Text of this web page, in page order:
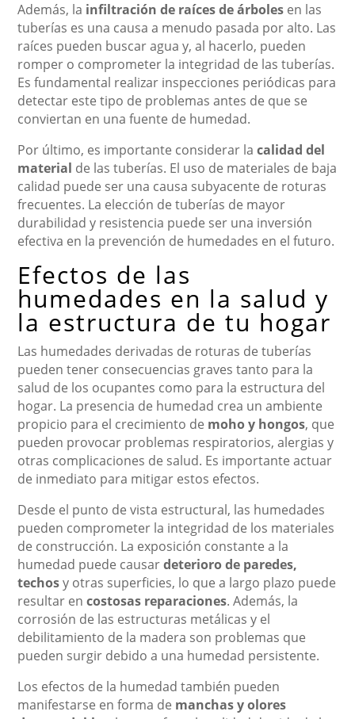
Además, la infiltración de raíces de árboles en las
tuberías es una causa a menudo pasada por alto. Las
raíces pueden buscar agua y, al hacerlo, pueden
romper o comprometer la integridad de las tuberías.
Es fundamental realizar inspecciones periódicas para
detectar este tipo de problemas antes de que se
conviertan en una fuente de humedad.
Por último, es importante considerar lacalidad del
material de las tuberías. El uso de materiales de baja
calidad puede ser una causa subyacente de roturas
frecuentes. La elección de tuberías de mayor
durabilidad y resistencia puede ser una inversión
efectiva en la prevención de humedades en el futuro.
Efectos de las
humedades en la salud y
la estructura de tu hogar
Las humedades derivadas de roturas de tuberías
pueden tener consecuencias graves tanto para la
salud de los ocupantes como para la estructura del
hogar. La presencia de humedad crea un ambiente
propicio para el crecimiento de moho y hongos, que
pueden provocar problemas respiratorios, alergias y
otras complicaciones de salud. Es importante actuar
de inmediato para mitigar estos efectos.
Desde el punto de vista estructural, las humedades
pueden comprometer la integridad de los materiales
de construcción. La exposición constante a la
humedad puede causardeterioro de paredes,
techosy otras superficies, lo que a largo plazo puede
resultar encostosas reparaciones. Además, la
corrosión de las estructuras metálicas y el
debilitamiento de la madera son problemas que
pueden surgir debido a una humedad persistente.
Los efectos de la humedad también pueden
manifestarse en forma de manchas y olores